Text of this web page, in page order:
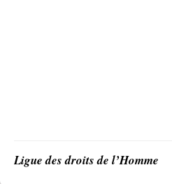
Ligue des droits de l’Homme